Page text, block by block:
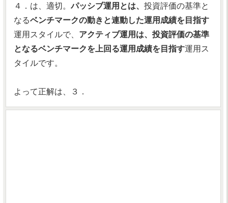
４．は、適切。パッシブ運用とは、 投資評価の基準と
なるベンチマークの動きと連動した運用成績を目指す
運用スタイルで、 アクティブ運用は、投資評価の基準
となるベンチマークを上回る運用成績を目指す運用ス
タイルです。
よって正解は、３．